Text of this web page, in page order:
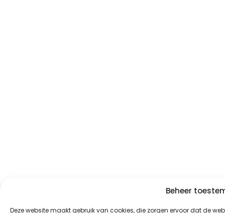
Beheer
Deze website maakt gebruik van cookies, die zorgen ervoor dat de